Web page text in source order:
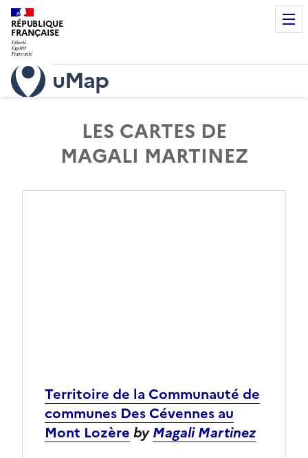
RÉPUBLIQUE
FRANÇAISE
uMap
LES CARTES DE
MAGALI MARTINEZ
Territoire de la Communauté de
communes Des Cévennes au
Mont Lozère byMagali Martinez